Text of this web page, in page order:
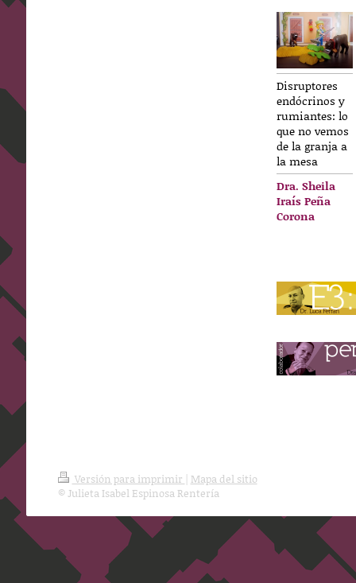
Disruptores
endócrinos y
rumiantes: lo
que no vemos
de la granja a
la mesa
Dra. Sheila
Iraís Peña
Corona
Versión para imprimir
Mapa del sitio
© Julieta Isabel Espinosa Rentería